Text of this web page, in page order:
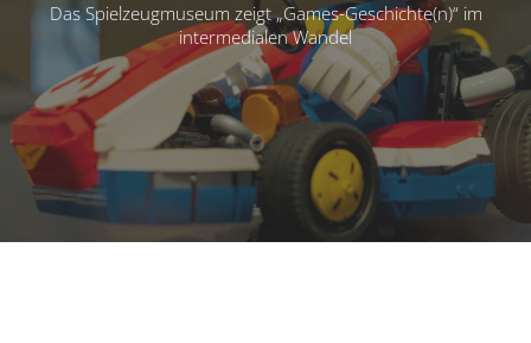
Das Spielzeugmuseum zeigt „Games-Geschichte(n)“ im
intermedialen Wandel